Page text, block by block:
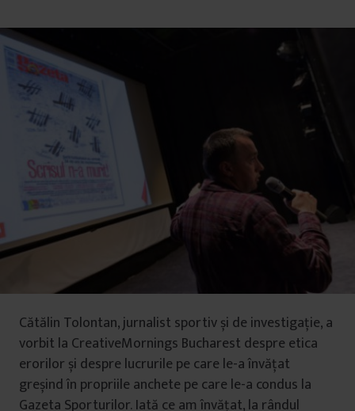
Cătălin Tolontan, jurnalist sportiv și de investigație, a
vorbit la CreativeMornings Bucharest despre etica
erorilor și despre lucrurile pe care le-a învățat
greșind în propriile anchete pe care le-a condus la
Gazeta Sporturilor. Iată ce am învățat, la rândul